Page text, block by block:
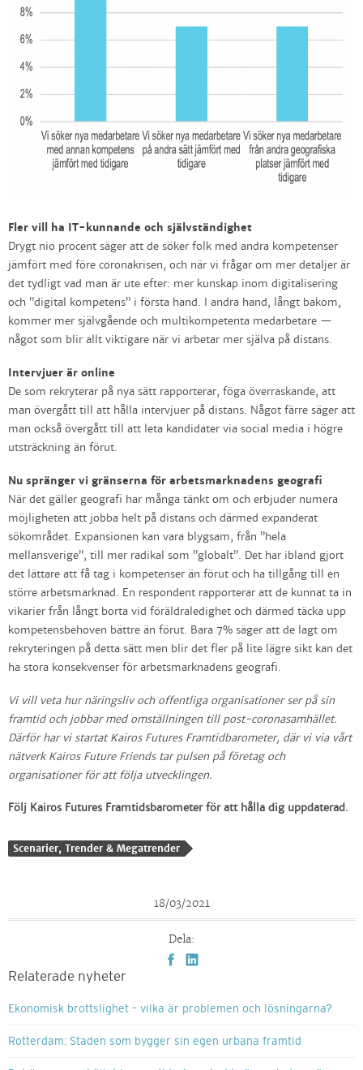
Fler vill ha IT-kunnande och självständighet
Drygt nio procent säger att de söker folk med andra kompetenser
jämfört med före coronakrisen, och när vi frågar om mer detaljer är
det tydligt vad man är ute efter: mer kunskap inom digitalisering
och ”digital kompetens” i första hand. I andra hand, långt bakom,
kommer mer självgående och multikompetenta medarbetare —
något som blir allt viktigare när vi arbetar mer själva på distans.
Intervjuer är online
De som rekryterar på nya sätt rapporterar, föga överraskande, att
man övergått till att hålla intervjuer på distans. Något färre säger att
man också övergått till att leta kandidater via social media i högre
utsträckning än förut.
Nu spränger vi gränserna för arbetsmarknadens geografi
När det gäller geografi har många tänkt om och erbjuder numera
möjligheten att jobba helt på distans och därmed expanderat
sökområdet. Expansionen kan vara blygsam, från ”hela
mellansverige”, till mer radikal som ”globalt”. Det har ibland gjort
det lättare att få tag i kompetenser än förut och ha tillgång till en
större arbetsmarknad. En respondent rapporterar att de kunnat ta in
vikarier från långt borta vid föräldraledighet och därmed täcka upp
kompetensbehoven bättre än förut. Bara 7% säger att de lagt om
rekryteringen på detta sätt men blir det fler på lite lägre sikt kan det
ha stora konsekvenser för arbetsmarknadens geografi.
Vi vill veta hur näringsliv och offentliga organisationer ser på sin
framtid och jobbar med omställningen till post-coronasamhället.
Därför har vi startat Kairos Futures Framtidbarometer, där vi via vårt
nätverk Kairos Future Friends tar pulsen på företag och
organisationer för att följa utvecklingen.
Följ Kairos Futures Framtidsbarometer för att hålla dig uppdaterad.
Scenarier, Trender & Megatrender
18/03/2021
Dela:
Relaterade nyheter
Ekonomisk brottslighet – vilka är problemen och lösningarna?
Rotterdam: Staden som bygger sin egen urbana framtid